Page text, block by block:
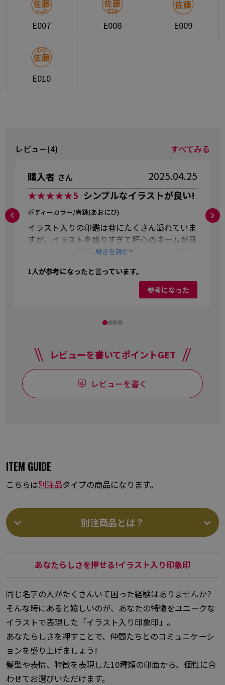
E007 E008 E009
E010
レビュー(4) すべてみる
購入者 さん 2025.04.25
★★★★★5 シンプルなイラストが良い!
ボディーカラー/青鈍(あおにび)
イラスト入りの印鑑は巷にたくさん溢れていま
すが、イラストを盛りすぎて肝心のネームが見
づらいものも見受けられます。 シヤチハタのク
ところがお気に入りです。 職場の同僚や上司か
らも好評で、コミュニケーションの活性化にも
...続きを読む
1人が参考になったと言っています。
参考になった
レビューを書いてポイントGET
レビューを書く
ITEM GUIDE
こちらは別注品タイプの商品になります。
別注商品とは？
あなたらしさを押せる!イラスト入り印象印
同じ名字の人がたくさんいて困った経験はありませんか?
そんな時にあると嬉しいのが、あなたの特徴をユニークな
イラストで表現した「イラスト入り印象印」。
あなたらしさを押すことで、仲間たちとのコミュニケーシ
ョンを盛り上げましょう!
髪型や表情、特徴を表現した10種類の印面から、個性に合
わせてお選びいただけます。